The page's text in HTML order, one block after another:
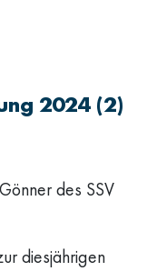
2024 (2)
des SSV
diesjährigen